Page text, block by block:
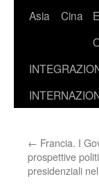
Asia Cina
← Francia. I
prospettive
presidenziali